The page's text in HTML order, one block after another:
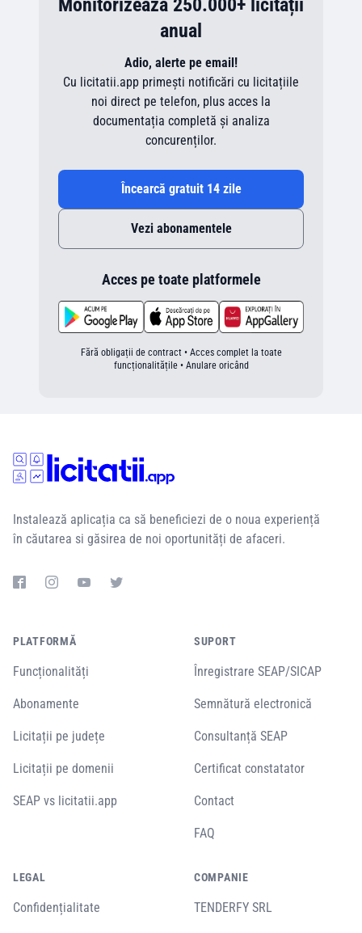
Monitorizează 250.000+ licitații
anual
Adio, alerte pe email!
Cu licitatii.app primești notificări cu licitațiile
noi direct pe telefon, plus acces la
documentația completă și analiza
concurenților.
Încearcă gratuit 14 zile
Vezi abonamentele
Acces pe toate platformele
Fără obligații de contract • Acces complet la toate
funcționalitățile • Anulare oricând
Instalează aplicația ca să beneficiezi de o noua experiență
în căutarea si găsirea de noi oportunități de afaceri.
PLATFORMĂ
Funcționalități
Abonamente
Licitații pe județe
Licitații pe domenii
SEAP vs licitatii.app
SUPORT
Înregistrare SEAP/SICAP
Semnătură electronică
Consultanță SEAP
Certificat constatator
Contact
FAQ
LEGAL
Confidențialitate
COMPANIE
TENDERFY SRL